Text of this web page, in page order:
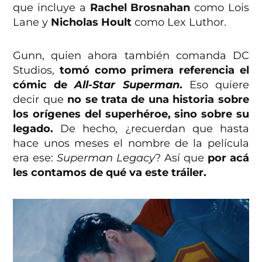
que incluye a Rachel Brosnahan como Lois
Lane y Nicholas Houltcomo Lex Luthor.
Gunn, quien ahora también comanda DC
Studios, tomó como primera referencia el
cómic deAll-Star Superman. Eso quiere
decir que no se trata de una historia sobre
los orígenes del superhéroe, sino sobre su
legado. De hecho, ¿recuerdan que hasta
hace unos meses el nombre de la película
era ese:Superman Legacy? Así que por acá
les contamos de qué va este tráiler.